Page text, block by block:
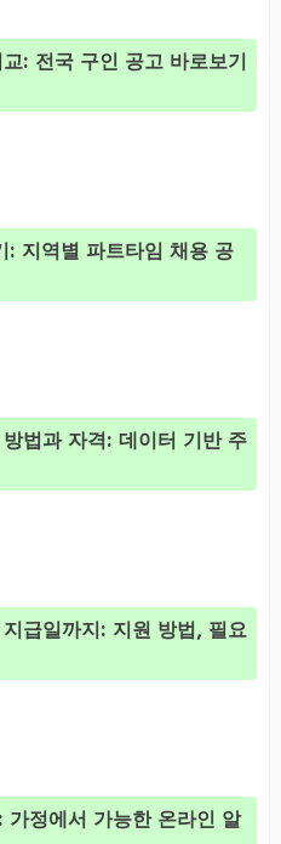
: 전국 구인 공고 바로보기
: 지역별 파트타임 채용 공
법과 자격: 데이터 기반 주
급일까지: 지원 방법, 필요
정에서 가능한 온라인 알